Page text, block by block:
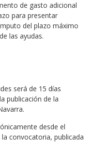
de gasto adicional
para presentar
del plazo máximo
las ayudas.
será de 15 días
publicación de la
desde el
convocatoria, publicada